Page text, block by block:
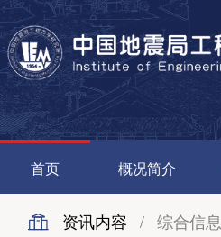
首页 概况简介
资讯内容 / 综合信息